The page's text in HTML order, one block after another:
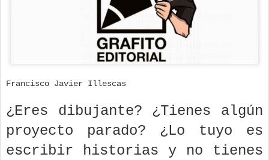
Francisco Javier Illescas
¿Eres dibujante? ¿Tienes algún
proyecto parado? ¿Lo tuyo es
escribir historias y no tienes